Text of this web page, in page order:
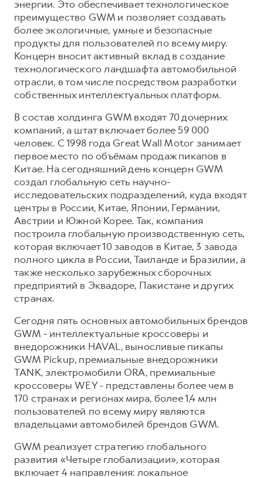
энергии. Это обеспечивает технологическое
преимущество GWM и позволяет создавать
более экологичные, умные и безопасные
продукты для пользователей по всему миру.
Концерн вносит активный вклад в создание
технологического ландшафта автомобильной
отрасли, в том числе посредством разработки
собственных интеллектуальных платформ.
В состав холдинга GWM входят 70 дочерних
компаний, а штат включает более 59 000
человек. С 1998 года Great Wall Motor занимает
первое место по объёмам продаж пикапов в
Китае. На сегодняшний день концерн GWM
создал глобальную сеть научно-
исследовательских подразделений, куда входят
центры в России, Китае, Японии, Германии,
Австрии и Южной Корее. Так, компания
построила глобальную производственную сеть,
которая включает 10 заводов в Китае, 3 завода
полного цикла в России, Таиланде и Бразилии, а
также несколько зарубежных сборочных
предприятий в Эквадоре, Пакистане и других
странах.
Сегодня пять основных автомобильных брендов
GWM - интеллектуальные кроссоверы и
внедорожники HAVAL, выносливые пикапы
GWM Pickup, премиальные внедорожники
TANK, электромобили ORA, премиальные
кроссоверы WEY - представлены более чем в
170 странах и регионах мира, более 1,4 млн
пользователей по всему миру являются
владельцами автомобилей брендов GWM.
GWM реализует стратегию глобального
развития «Четыре глобализации», которая
включает 4 направления: локальное